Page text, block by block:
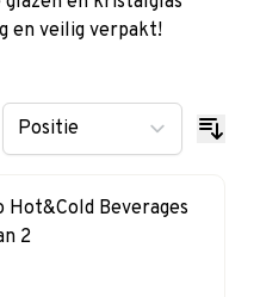
en veilig verpakt!